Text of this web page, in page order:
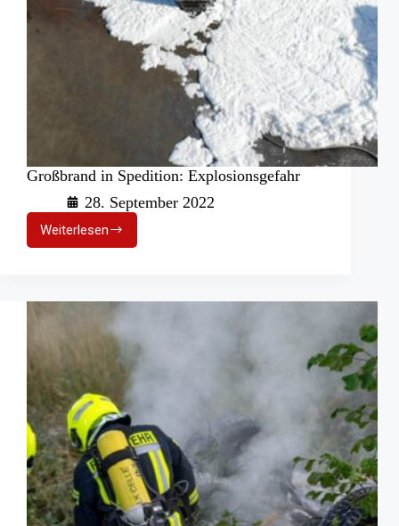
Großbrand in Spedition: Explosionsgefahr
28. September 2022
WeiterlesenGroßbrand
in